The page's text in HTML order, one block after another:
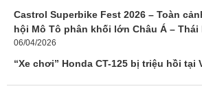
Castrol Superbike Fest 2026 – Toàn
hội Mô Tô phân khối lớn Châu Á –
06/04/2026
“Xe chơi” Honda CT-125 bị triệu hồi tại